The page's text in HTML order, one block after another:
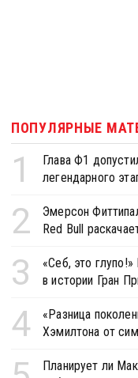
ПОПУЛЯРНЫЕ
1
Глава Ф1
легендарного
2
Эмерсон
Red Bull
3
«Себ, это
в истории Гран
4
«Разница
Хэмилтона от
Планирует ли